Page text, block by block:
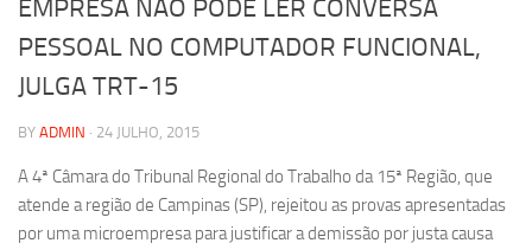
EMPRESA NÃO PODE LER CONVERSA
PESSOAL NO COMPUTADOR FUNCIONAL,
JULGA TRT-15
BY ADMIN · 24 JULHO, 2015
A 4ª Câmara do Tribunal Regional do Trabalho da 15ª Região, que
atende a região de Campinas (SP), rejeitou as provas apresentadas
por uma microempresa para justificar a demissão por justa causa